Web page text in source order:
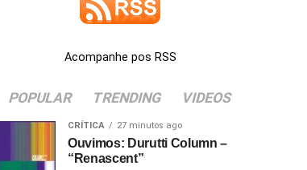
Acompanhe pos RSS
POPULAR TRENDING VIDEOS
CRÍTICA 27 minutos ago
Ouvimos: Durutti Column –
“Renascent”